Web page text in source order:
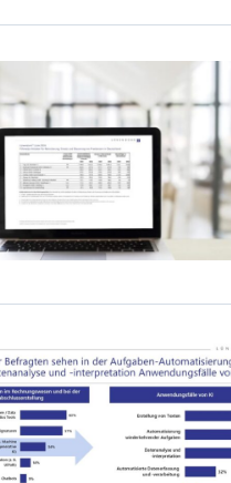
Ihren